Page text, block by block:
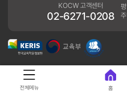
KOCW 고객센터
02-6271-0208
개인정보처리방침
41061 대구광역시 동구 동내로 64 (동내동
전체메뉴 홈